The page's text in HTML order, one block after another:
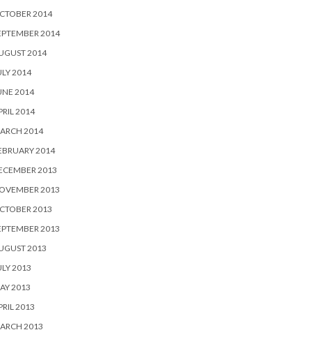
2014
2014
2014
2014
2014
2014
2014
2014
2013
2013
2013
2013
2013
2013
2013
2013
2013